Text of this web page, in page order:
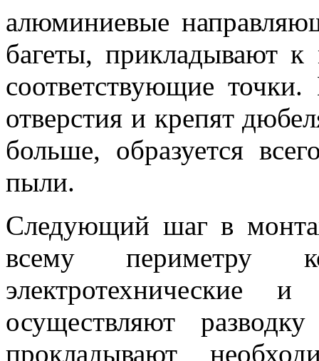
алюминиевые
багеты, прикладывают
соответствующие
отверстия и крепят
больше, образуется
пыли.
Следующий шаг в
всему периметру
осуществляют
прокладывают